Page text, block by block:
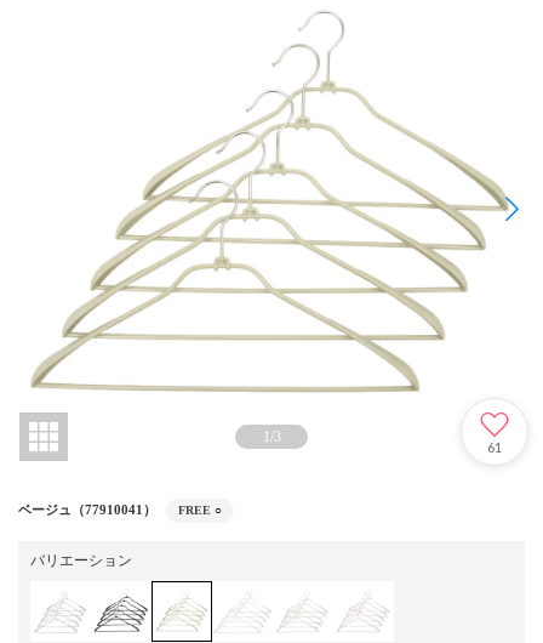
1/3
61
ベージュ（77910041） FREE ○
バリエーション